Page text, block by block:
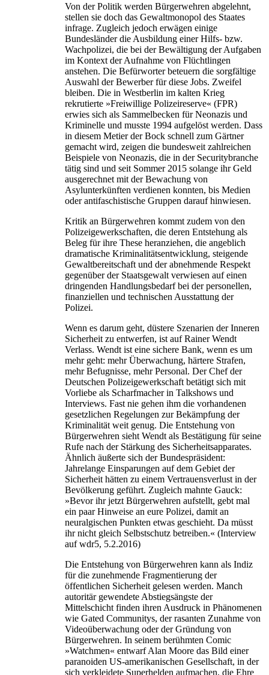
Von der Politik werden Bürgerwehren abgelehnt,
stellen sie doch das Gewaltmonopol des Staates
infrage. Zugleich jedoch erwägen einige
Bundesländer die Ausbildung einer Hilfs- bzw.
Wachpolizei, die bei der Bewältigung der Aufgaben
im Kontext der Aufnahme von Flüchtlingen
anstehen. Die Befürworter beteuern die sorgfältige
Auswahl der Bewerber für diese Jobs. Zweifel
bleiben. Die in Westberlin im kalten Krieg
rekrutierte »Freiwillige Polizeireserve« (FPR)
erwies sich als Sammelbecken für Neonazis und
Kriminelle und musste 1994 aufgelöst werden. Dass
in diesem Metier der Bock schnell zum Gärtner
gemacht wird, zeigen die bundesweit zahlreichen
Beispiele von Neonazis, die in der Securitybranche
tätig sind und seit Sommer 2015 solange ihr Geld
ausgerechnet mit der Bewachung von
Asylunterkünften verdienen konnten, bis Medien
oder antifaschistische Gruppen darauf hinwiesen.
Kritik an Bürgerwehren kommt zudem von den
Polizeigewerkschaften, die deren Entstehung als
Beleg für ihre These heranziehen, die angeblich
dramatische Kriminalitätsentwicklung, steigende
Gewaltbereitschaft und der abnehmende Respekt
gegenüber der Staatsgewalt verwiesen auf einen
dringenden Handlungsbedarf bei der personellen,
finanziellen und technischen Ausstattung der
Polizei.
Wenn es darum geht, düstere Szenarien der Inneren
Sicherheit zu entwerfen, ist auf Rainer Wendt
Verlass. Wendt ist eine sichere Bank, wenn es um
mehr geht: mehr Überwachung, härtere Strafen,
mehr Befugnisse, mehr Personal. Der Chef der
Deutschen Polizeigewerkschaft betätigt sich mit
Vorliebe als Scharfmacher in Talkshows und
Interviews. Fast nie gehen ihm die vorhandenen
gesetzlichen Regelungen zur Bekämpfung der
Kriminalität weit genug. Die Entstehung von
Bürgerwehren sieht Wendt als Bestätigung für seine
Rufe nach der Stärkung des Sicherheitsapparates.
Ähnlich äußerte sich der Bundespräsident:
Jahrelange Einsparungen auf dem Gebiet der
Sicherheit hätten zu einem Vertrauensverlust in der
Bevölkerung geführt. Zugleich mahnte Gauck:
»Bevor ihr jetzt Bürgerwehren aufstellt, gebt mal
ein paar Hinweise an eure Polizei, damit an
neuralgischen Punkten etwas geschieht. Da müsst
ihr nicht gleich Selbstschutz betreiben.« (Interview
auf wdr5, 5.2.2016)
Die Entstehung von Bürgerwehren kann als Indiz
für die zunehmende Fragmentierung der
öffentlichen Sicherheit gelesen werden. Manch
autoritär gewendete Abstiegsängste der
Mittelschicht finden ihren Ausdruck in Phänomenen
wie Gated Communitys, der rasanten Zunahme von
Videoüberwachung oder der Gründung von
Bürgerwehren. In seinem berühmten Comic
»Watchmen« entwarf Alan Moore das Bild einer
paranoiden US-amerikanischen Gesellschaft, in der
sich verkleidete Superhelden aufmachen, die Ehre